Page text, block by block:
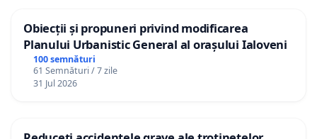
Obiecții și propuneri privind modificarea
Planului Urbanistic General al orașului Ialoveni
100 semnături
61 Semnături / 7 zile
31 Jul 2026